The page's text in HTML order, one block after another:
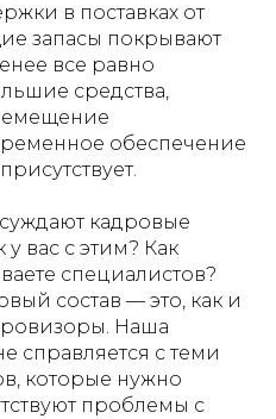
в поставках от
запасы покрывают
все равно
средства,
обеспечение
кадровые
вас с этим? Как
специалистов?
состав — это, как и
Наша
справляется с теми
которые нужно
проблемы с